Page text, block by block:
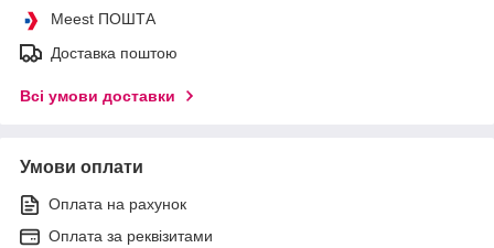
Meest ПОШТА
Доставка поштою
Всі умови доставки
Умови оплати
Оплата на рахунок
Оплата за реквізитами